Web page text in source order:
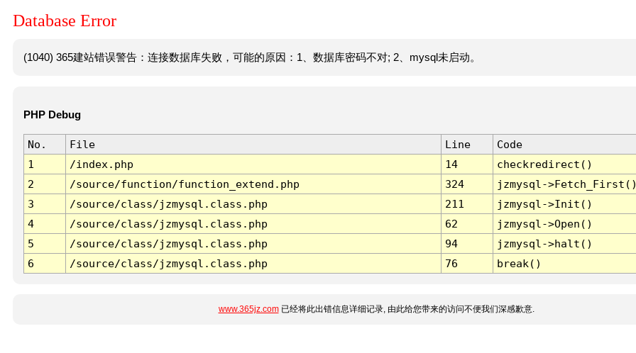
Database Error
(1040) 365建站错误警告：连接数据库失败，可能的原因：1、数据库密码不对; 2、mysql未启动。
PHP Debug
No. File Line
Code
1
/index.php 14
checkredirect()
2
/source/function/function_extend.php 324
jzmysql-
3
/source/class/jzmysql.class.php 211
jzmysql->Init()
4
/source/class/jzmysql.class.php 62
jzmysql->Open()
5
/source/class/jzmysql.class.php 94
jzmysql->halt()
6
/source/class/jzmysql.class.php 76 break()
www.365jz.com已经将此出错信息详细记录, 由此给您带来的访问不便我们深感歉意.